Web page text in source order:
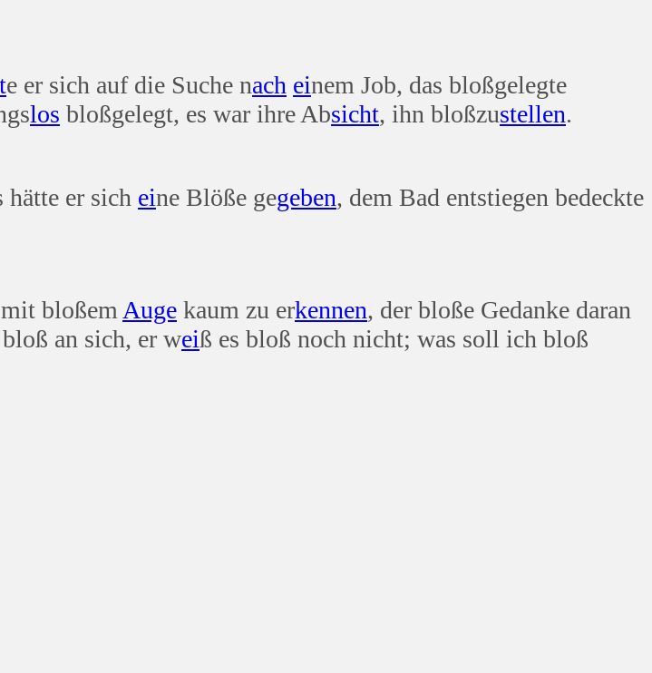
e er sich auf die Suche nach einem Job, das bloßgelegte
los bloßgelegt, es war ihre Absicht, ihn bloßzustellen.
hätte er sich eine Blöße gegeben, dem Bad entstiegen bedeckte
bloßem Auge kaum zu erkennen, der bloße Gedanke daran
an sich, er weiß es bloß noch nicht; was soll ich bloß